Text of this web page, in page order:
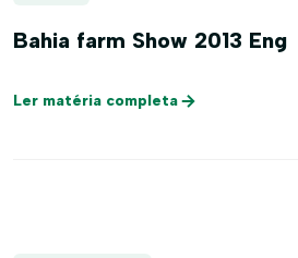
Bahia farm Show 2013 Eng
Ler matéria completa